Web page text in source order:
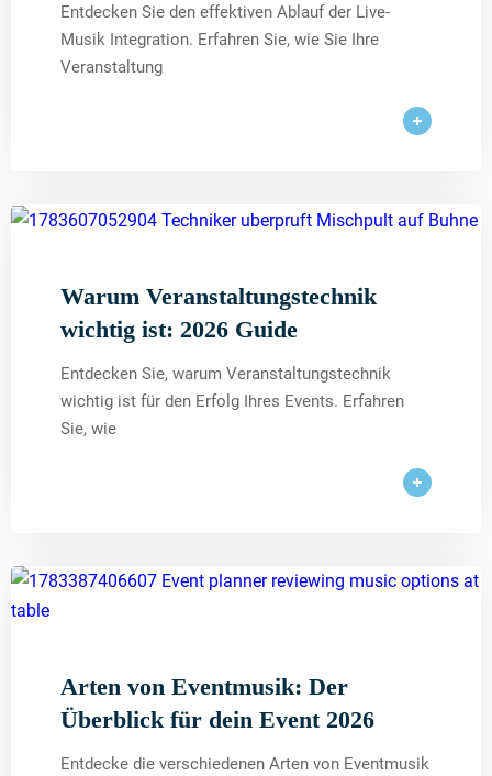
Entdecken Sie den effektiven Ablauf der Live-
Musik Integration. Erfahren Sie, wie Sie Ihre
Veranstaltung
Warum Veranstaltungstechnik
wichtig ist: 2026 Guide
Entdecken Sie, warum Veranstaltungstechnik
wichtig ist für den Erfolg Ihres Events. Erfahren
Sie, wie
Arten von Eventmusik: Der
Überblick für dein Event 2026
Entdecke die verschiedenen Arten von Eventmusik